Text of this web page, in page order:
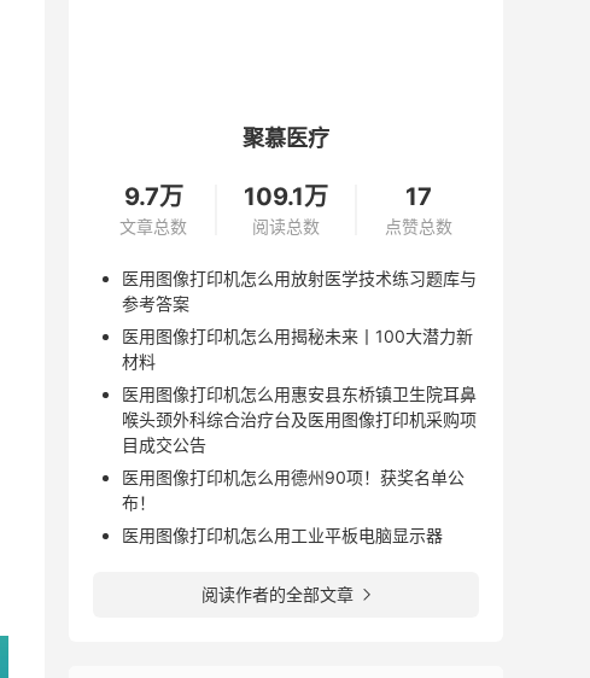
聚慕医疗
9.7万
文章总数
109.1万
阅读总数
17
点赞总数
医用图像打印机怎么用放射医学技术练习题库与
参考答案
医用图像打印机怎么用揭秘未来丨100大潜力新
材料
医用图像打印机怎么用惠安县东桥镇卫生院耳鼻
喉头颈外科综合治疗台及医用图像打印机采购项
目成交公告
医用图像打印机怎么用德州90项！获奖名单公
布！
医用图像打印机怎么用工业平板电脑显示器
阅读作者的全部文章 